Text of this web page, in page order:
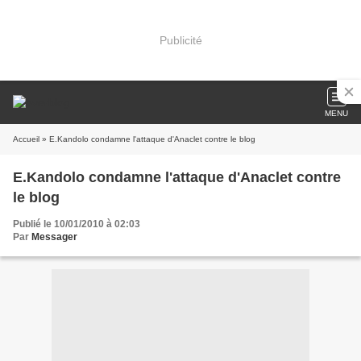
Publicité
MENU
Accueil » E.Kandolo condamne l'attaque d'Anaclet contre le blog
E.Kandolo condamne l'attaque d'Anaclet contre
le blog
Publié le 10/01/2010 à 02:03
Par Messager